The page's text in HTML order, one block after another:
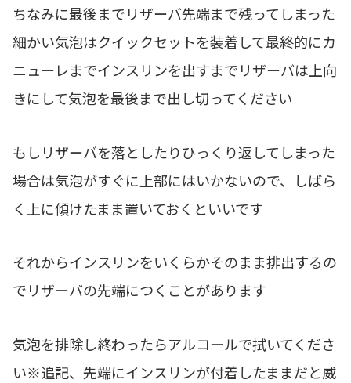
ちなみに最後までリザーバ先端まで残ってしまった
細かい気泡はクイックセットを装着して最終的にカ
ニューレまでインスリンを出すまでリザーバは上向
きにして気泡を最後まで出し切ってください
もしリザーバを落としたりひっくり返してしまった
場合は気泡がすぐに上部にはいかないので、しばら
く上に傾けたまま置いておくといいです
それからインスリンをいくらかそのまま排出するの
でリザーバの先端につくことがあります
気泡を排除し終わったらアルコールで拭いてくださ
い※追記、先端にインスリンが付着したままだと威